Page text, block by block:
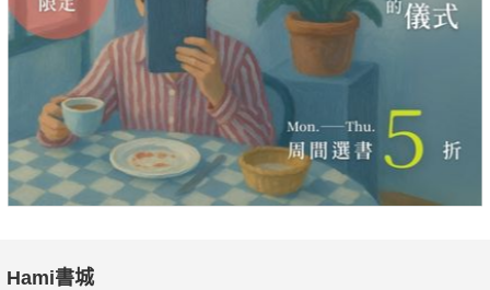
中穩健前行，顯示了強大的政治運籌能力。整合內外因素，巧妙
應對，為國家的穩定與繁榮奠定了基礎。
〔本書特色〕
本書以編年體的方式深度還原秦末到漢朝建立的八十年。不僅詳
細介紹了該時期的關鍵人物，也展示了中原民族對抗匈奴的軍事
戰略，更深入剖析了幾位皇帝的政治運作、外交手法等，突顯出
程碑，顯現出兩個朝代的盛衰興替、帝王將相的英雄氣概和運籌
Hami書城